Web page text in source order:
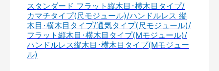
スタンダード フラット縦木目･横木目タイプ/
カマチタイプ(尺モジュール)/ハンドルレス 縦
木目･横木目タイプ/通気タイプ(尺モジュール)/
フラット縦木目･横木目タイプ(Mモジュール)/
ハンドルレス縦木目･横木目タイプ(Mモジュー
ル)